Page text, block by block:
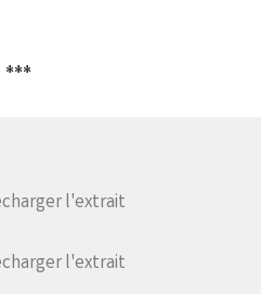
***
l'extrait
l'extrait